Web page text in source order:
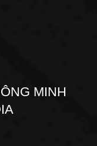
MINH